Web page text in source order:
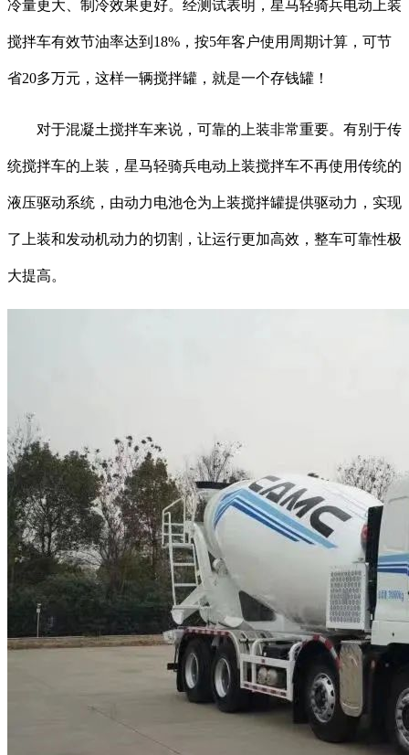
冷量更大、制冷效果更好。经测试表明，星马轻骑兵电动上装
搅拌车有效节油率达到18%，按5年客户使用周期计算，可节
省20多万元，这样一辆搅拌罐，就是一个存钱罐！
对于混凝土搅拌车来说，可靠的上装非常重要。有别于传
统搅拌车的上装，星马轻骑兵电动上装搅拌车不再使用传统的
液压驱动系统，由动力电池仓为上装搅拌罐提供驱动力，实现
了上装和发动机动力的切割，让运行更加高效，整车可靠性极
大提高。